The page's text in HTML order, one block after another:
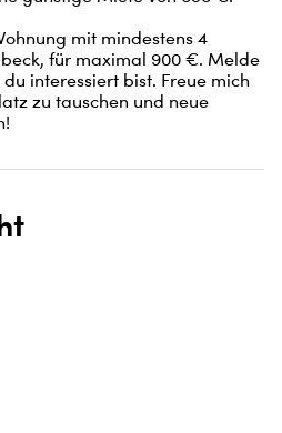
mit mindestens 4
für maximal 900 €. Melde
interessiert bist. Freue mich
zu tauschen und neue